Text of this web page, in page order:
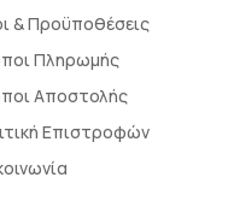
& Προϋποθέσεις
Πληρωμής
Αποστολής
Επιστροφών